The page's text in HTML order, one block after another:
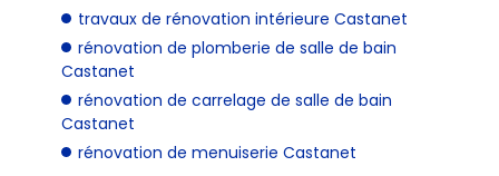
travaux de rénovation intérieure Castanet
rénovation de plomberie de salle de bain
Castanet
rénovation de carrelage de salle de bain
Castanet
rénovation de menuiserie Castanet